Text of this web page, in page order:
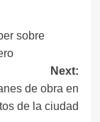
sobre
Next:
de obra en
de la ciudad